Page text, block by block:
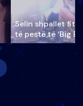
Selin shpallet
të pestë të ‘Big